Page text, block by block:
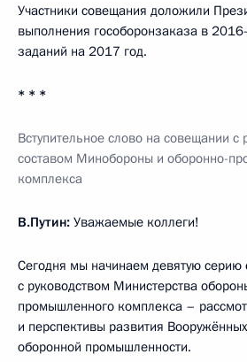
Участники совещания доложили
выполнения гособоронзаказа в
заданий на 2017 год.
* * *
Вступительное слово на совещании с
составом Минобороны и оборонно-
комплекса
В.Путин: Уважаемые коллеги!
Сегодня мы начинаем девятую серию
с руководством Министерства
промышленного комплекса –
и перспективы развития
оборонной промышленности.